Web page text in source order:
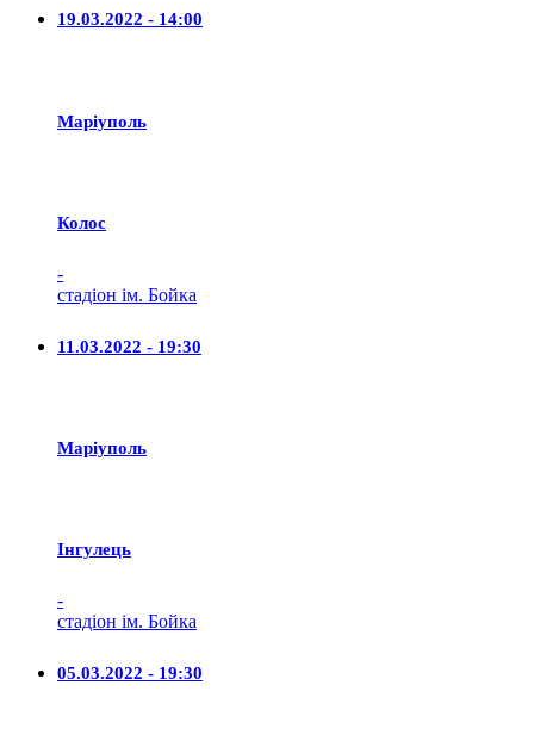
19.03.2022 - 14:00
Маріуполь
Колос
-
стадіон ім. Бойка
11.03.2022 - 19:30
Маріуполь
Iнгулець
-
стадіон ім. Бойка
05.03.2022 - 19:30